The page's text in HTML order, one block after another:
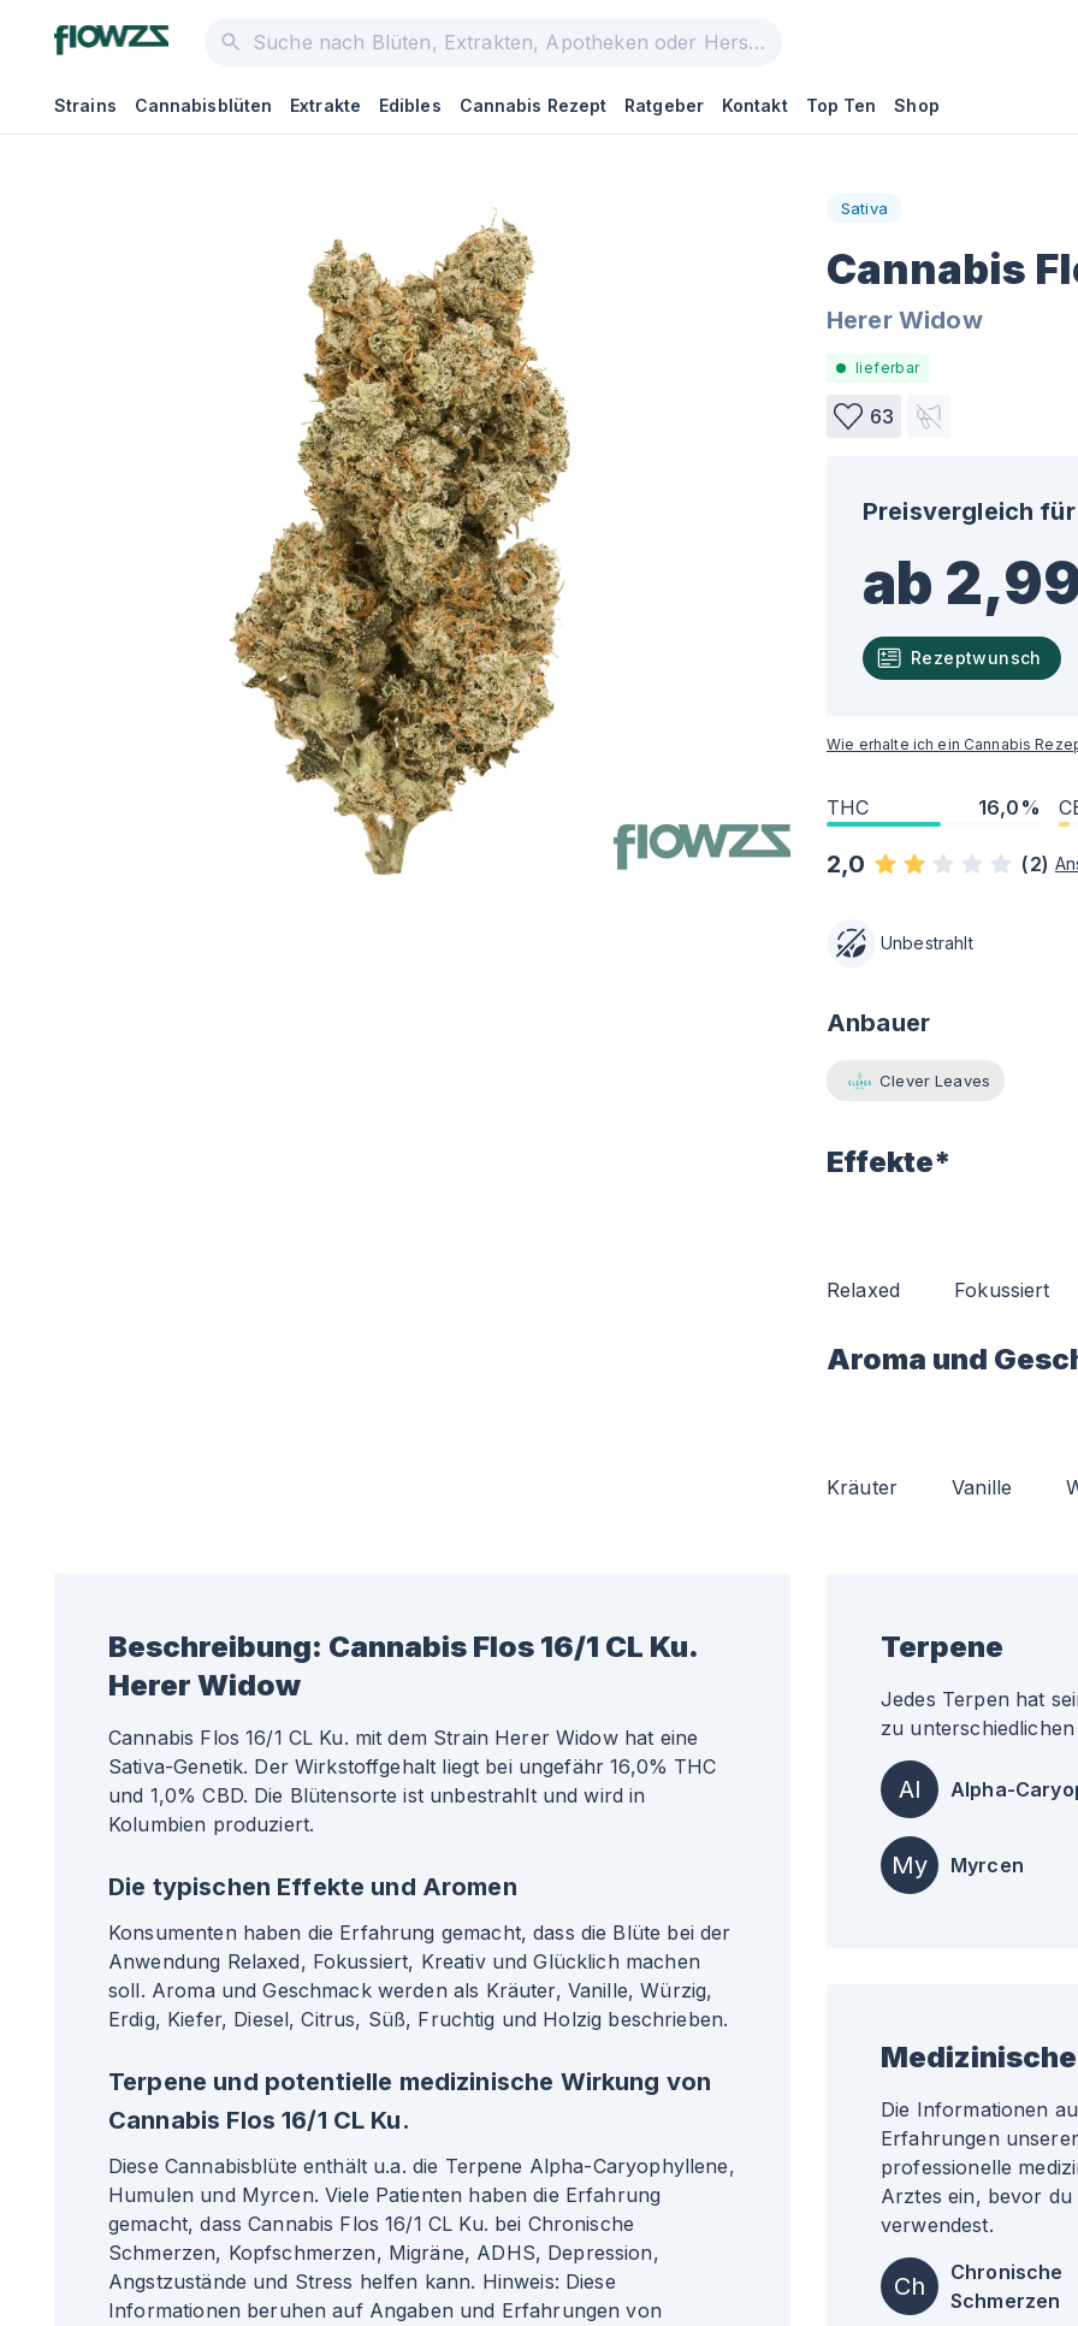
Strains Cannabisblüten Extrakte Edibles Cannabis Rezept Ratgeber Kontakt Top Ten Shop
Sativa
Cannabis
Herer Widow
lieferbar
63
Preisvergleich für
ab
Rezeptwunsch
Wie erhalte ich ein Cannabis
THC 16,0%
2,0 (2)
Unbestrahlt
Anbauer
Clever Leaves
Effekte*
Relaxed Fokussiert
Aroma und
Kräuter Vanille
Beschreibung: Cannabis Flos 16/1 CL Ku.
Herer Widow
Cannabis Flos 16/1 CL Ku. mit dem Strain Herer Widow hat eine
Sativa-Genetik. Der Wirkstoffgehalt liegt bei ungefähr 16,0% THC
und 1,0% CBD. Die Blütensorte ist unbestrahlt und wird in
Kolumbien produziert.
Die typischen Effekte und Aromen
Konsumenten haben die Erfahrung gemacht, dass die Blüte bei der
Anwendung Relaxed, Fokussiert, Kreativ und Glücklich machen
soll. Aroma und Geschmack werden als Kräuter, Vanille, Würzig,
Erdig, Kiefer, Diesel, Citrus, Süß, Fruchtig und Holzig beschrieben.
Terpene und potentielle medizinische Wirkung von
Cannabis Flos 16/1 CL Ku.
Diese Cannabisblüte enthält u.a. die Terpene Alpha-Caryophyllene,
Humulen und Myrcen. Viele Patienten haben die Erfahrung
gemacht, dass Cannabis Flos 16/1 CL Ku. bei Chronische
Schmerzen, Kopfschmerzen, Migräne, ADHS, Depression,
Angstzustände und Stress helfen kann. Hinweis: Diese
Informationen beruhen auf Angaben und Erfahrungen von
Terpene
Jedes Terpen hat
zu
Al Alpha-
My Myrcen
Die Informationen
Erfahrungen
professionelle
Arztes ein, bevor
verwendest.
Ch
Chronische
Schmerzen